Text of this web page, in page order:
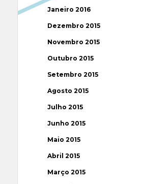
Janeiro 2016
Dezembro 2015
Novembro 2015
Outubro 2015
Setembro 2015
Agosto 2015
Julho 2015
Junho 2015
Maio 2015
Abril 2015
Março 2015